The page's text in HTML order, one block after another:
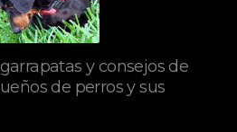
y consejos de
de perros y sus